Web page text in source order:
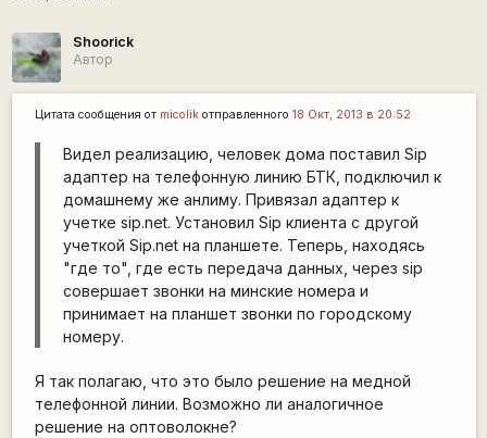
Shoorick
Автор
Цитата сообщения от micolikотправленного 18 Окт, 2013 в 20:52
Видел реализацию, человек дома поставил Sip
адаптер на телефонную линию БТК, подключил к
домашнему же анлиму. Привязал адаптер к
учетке sip.net. Установил Sip клиента с другой
учеткой Sip.net на планшете. Теперь, находясь
"где то", где есть передача данных, через sip
совершает звонки на минские номера и
принимает на планшет звонки по городскому
номеру.
Я так полагаю, что это было решение на медной
телефонной линии. Возможно ли аналогичное
решение на оптоволокне?